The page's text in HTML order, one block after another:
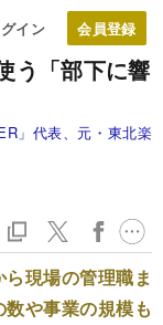
イン
う「部下に響
」代表、元・東北楽
現場の管理職ま
や事業の規模も